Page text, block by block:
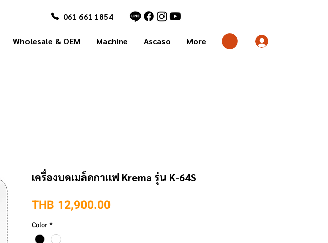
061 661 1854
Wholesale & OEM Machine Ascaso More
เครื่องบดเมล็ดกาแฟ Krema รุ่น K-64S
THB 12,900.00Price
Color *